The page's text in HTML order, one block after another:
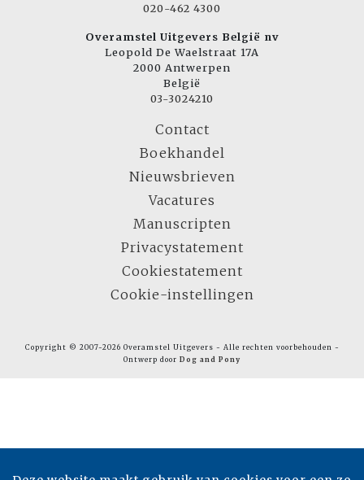
020-462 4300
Overamstel Uitgevers België nv
Leopold De Waelstraat 17A
2000 Antwerpen
België
03-3024210
Contact
Boekhandel
Nieuwsbrieven
Vacatures
Manuscripten
Privacystatement
Cookiestatement
Cookie-instellingen
Copyright © 2007-2026 Overamstel Uitgevers - Alle rechten voorbehouden -
Ontwerp door Dog and Pony